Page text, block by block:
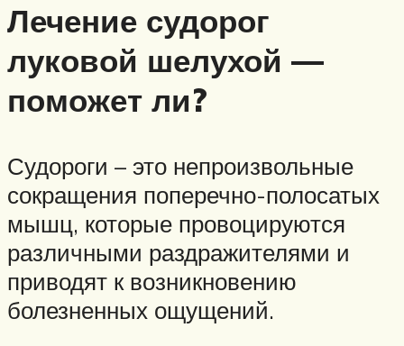
Лечение судорог
луковой шелухой —
поможет ли?
Судороги – это непроизвольные
сокращения поперечно-полосатых
мышц, которые провоцируются
различными раздражителями и
приводят к возникновению
болезненных ощущений.